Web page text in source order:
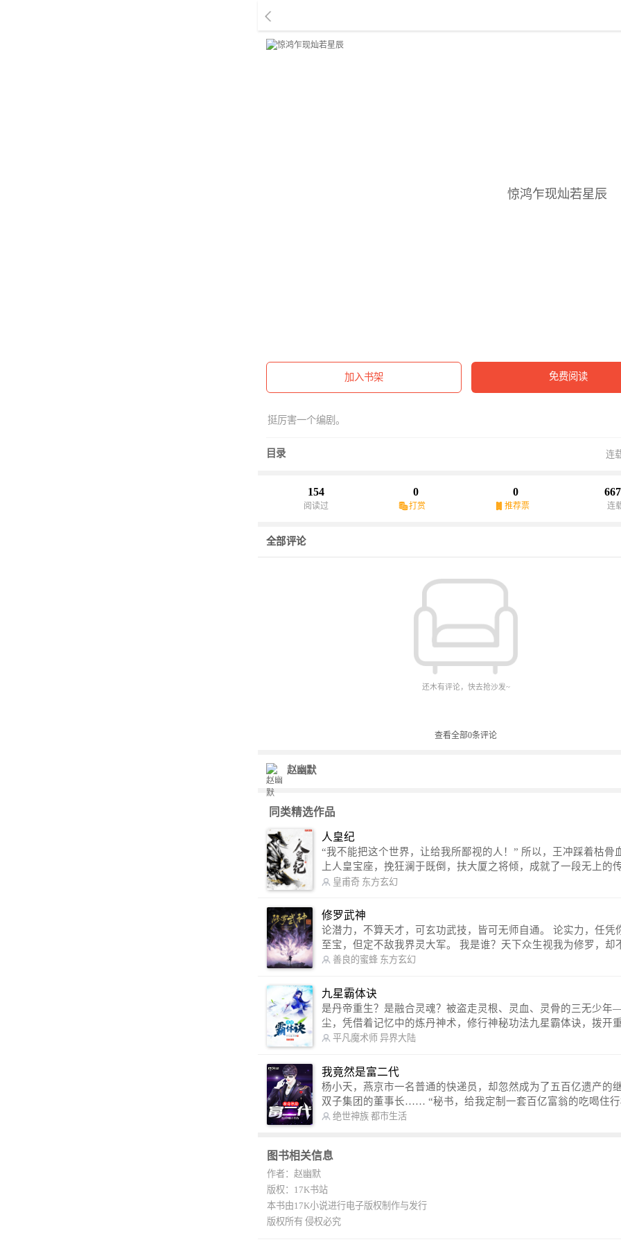
惊鸿乍现灿若星辰
加入书架 免费阅读
挺厉害一个编剧。
目录 连
154
阅读过
0
打赏
0
推荐票 连
全部评论
还木有评论，快去抢沙发~
查看全部0条评论
赵幽默
同类精选作品
人皇纪
“我不能把这个世界，让给我所鄙视的人！” 所以，王冲踩着枯骨血海，踏
上人皇宝座，挽狂澜于既倒，扶大厦之将倾，成就了一段无上的传
信公众号：皇甫奇 （微信号：huangfuqi1985） 新浪微博：皇甫奇（地址：
皇甫奇 东方玄幻
修罗武神
论潜力，不算天才，可玄功武技，皆可无师自通。 论实力，任凭你有万千
至宝，但定不敌我界灵大军。 我是谁？天下众生视我为修罗，却不知，我
以修罗成武神。 （想看修罗武神番外，请关注蜜蜂微信公众号：善良的蜜
善良的蜜蜂 东方玄幻
九星霸体诀
是丹帝重生？是融合灵魂？被盗走灵根、灵血、灵骨的三无少
尘，凭借着记忆中的炼丹神术，修行神秘功法九星霸体诀，拨开
雾，解开惊天之局。 手掌天地乾坤，脚踏日月星辰，勾搭各色美女，
哭。 本故事纯属虚构，如有雷同，那就是真事儿，想要对号入座，抓
紧时间进群：487963015 微信公众号：平凡魔术师,或者搜索：
ushi1982,公众号上有问必答，福利多多！
平凡魔术师 异界大陆
我竟然是富二代
杨小天，燕京市一名普通的快递员，却忽然成为了五百亿遗产的
双子集团的董事长…… “秘书，给我定制一套百亿富翁的吃喝住行标准！”
“好的，杨总。” “你晚上在我的床上安排五个嫩模是怎么回事？” “回杨总，
办不到的。
绝世神族 都市生活
图书相关信息
作者：赵幽默
版权：17K书站
本书由17K小说进行电子版权制作与发行
版权所有 侵权必究